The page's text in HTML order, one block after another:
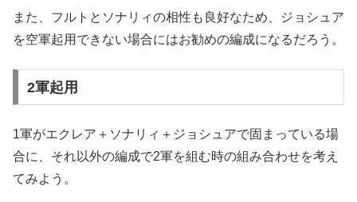
また、フルトとソナリィの相性も良好なため、ジョシュア
を空軍起用できない場合にはお勧めの編成になるだろう。
2軍起用
1軍がエクレア＋ソナリィ＋ジョシュアで固まっている場
合に、それ以外の編成で2軍を組む時の組み合わせを考え
てみよう。